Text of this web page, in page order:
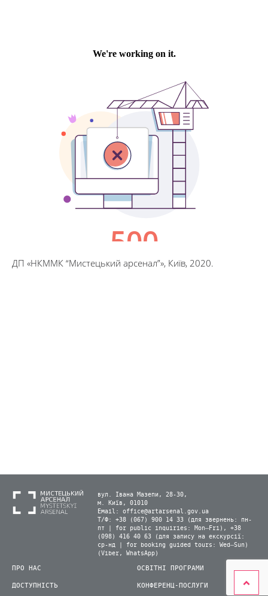
ДП «НКММК “Мистецький арсенал”», Київ, 2020.
вул. Івана Мазепи, 28-30,
м. Київ, 01010
Email: office@artarsenal.gov.ua
Т/Ф: +38 (067) 900 14 33 (для звернень: пн-
пт | for public inquiries: Mon–Fri), +38
(098) 416 40 63 (для запису на екскурсії:
ср-нд | for booking guided tours: Wed–Sun)
(Viber, WhatsApp)
ПРО НАС
ДОСТУПНІСТЬ
ОСВІТНІ ПРОГРАМИ
КОНФЕРЕНЦ-ПОСЛУГИ